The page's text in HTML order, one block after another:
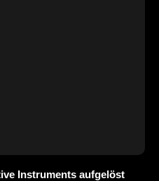
Instruments aufgelöst